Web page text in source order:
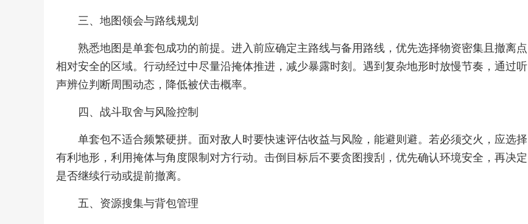
三、地图领会与路线规划
熟悉地图是单套包成功的前提。进入前应确定主路线与备用路线，优先选择物资密集且撤离点
相对安全的区域。行动经过中尽量沿掩体推进，减少暴露时刻。遇到复杂地形时放慢节奏，通过听
声辨位判断周围动态，降低被伏击概率。
四、战斗取舍与风险控制
单套包不适合频繁硬拼。面对敌人时要快速评估收益与风险，能避则避。若必须交火，应选择
有利地形，利用掩体与角度限制对方行动。击倒目标后不要贪图搜刮，优先确认环境安全，再决定
是否继续行动或提前撤离。
五、资源搜集与背包管理